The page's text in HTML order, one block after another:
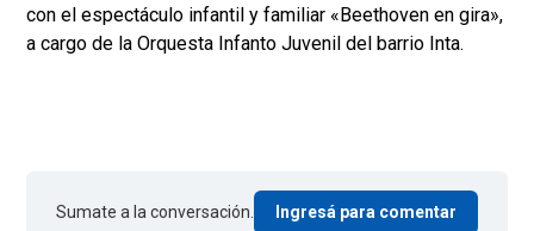
con el espectáculo infantil y familiar «Beethoven en gira»,
a cargo de la Orquesta Infanto Juvenil del barrio Inta.
Sumate a la conversación. Ingresá para comentar